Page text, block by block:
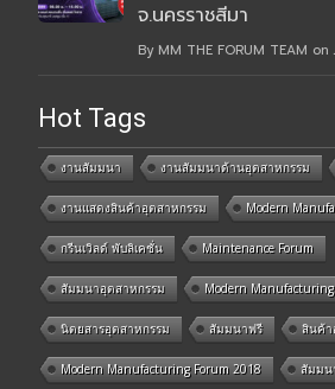
จ.นครราชสีมา
By MM THE FORUM TEAM
Hot Tags
งานสัมมนา งานสัมมนาด้านอุตสาหกรรม
งานแสดงสินค้าอุตสาหกรรม Modern
กรีนเวิลด์ พับลิเคชั่น Maintenance Forum
สัมมนาอุตสาหกรรม Modern
นิตยสารอุตสาหกรรม สัมมนาฟรี สินค้า
Modern Manufacturing Forum 2018 สัมมน